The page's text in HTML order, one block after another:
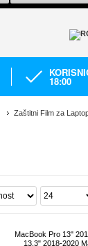
18:00
Zaštitni Film za
MacBook Pro 13"
13.3" 2018-2020